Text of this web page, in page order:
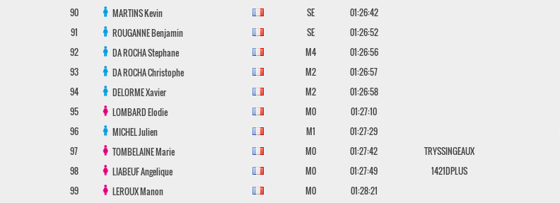
90
MARTINSKevin SE
01:26:42
91
ROUGANNEBenjamin SE
01:26:52
92
DA ROCHAStephane M4 01:26:56
93
DA ROCHAChristophe M2 01:26:57
94
DELORMEXavier M2
01:26:58
95
LOMBARDElodie M0
01:27:10
96
MICHELJulien M1 01:27:29
97
TOMBELAINEMarie M0 01:27:42
TRYSSINGEAUX
98
LIABEUFAngelique M0 01:27:49 1421DPLUS
99
LEROUXManon M0 01:28:21